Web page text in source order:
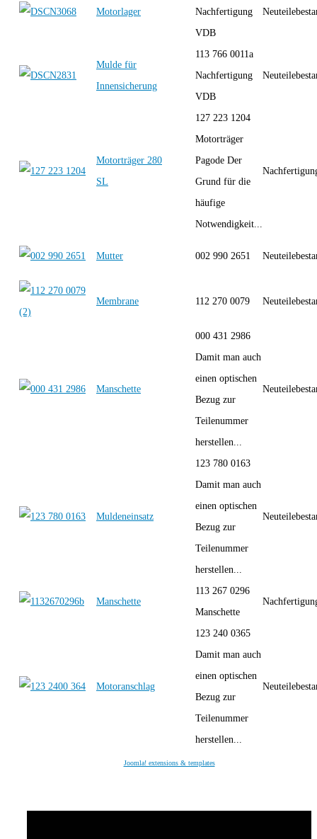
Motorlager
Nachfertigung
VDB
Mulde für
Innensicherung
113 766 0011a
Nachfertigung
VDB
Motorträger 280
SL
127 223 1204
Motorträger
Pagode Der
Grund für die
häufige
Notwendigkeit...
Mutter 002 990 2651
Membrane 112 270 0079
Manschette
000 431 2986
Damit man auch
einen optischen
Bezug zur
Teilenummer
herstellen...
Muldeneinsatz
123 780 0163
Damit man auch
einen optischen
Bezug zur
Teilenummer
herstellen...
Manschette
113 267 0296
Manschette
Motoranschlag
123 240 0365
Damit man auch
einen optischen
Bezug zur
Teilenummer
herstellen...
Joomla! extensions & templates